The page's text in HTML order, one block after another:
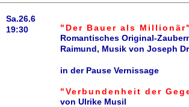
Sa.26.6
19:30
"Der Bauer als
Romantisches Original-
Raimund, Musik von Joseph
in der Pause Vernissage
"Verbundenheit der
von Ulrike Musil